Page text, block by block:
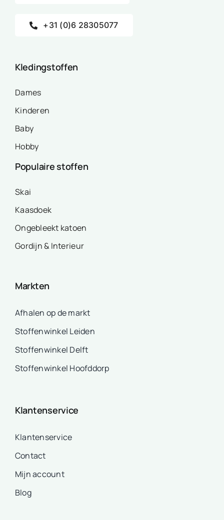
+31 (0)6 28305077
Kledingstoffen
Dames
Kinderen
Baby
Hobby
Populaire stoffen
Skai
Kaasdoek
Ongebleekt katoen
Gordijn & Interieur
Markten
Afhalen op de markt
Stoffenwinkel Leiden
Stoffenwinkel Delft
Stoffenwinkel Hoofddorp
Klantenservice
Klantenservice
Contact
Mijn account
Blog